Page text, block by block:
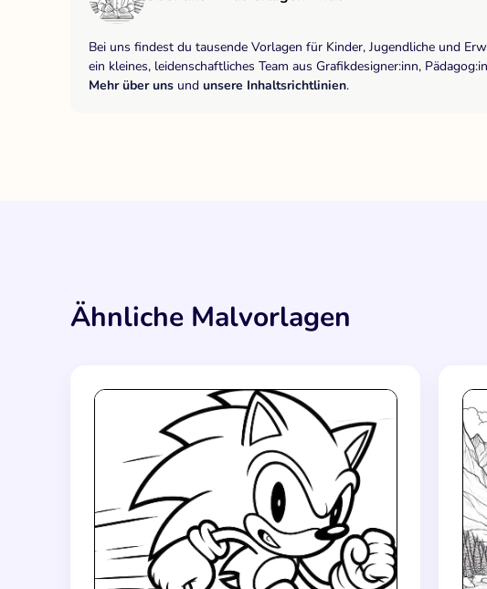
Bei uns findest du tausende Vorlagen für Kinder, Jugendliche und
ein kleines, leidenschaftliches Team aus Grafikdesigner:inn,
Mehr über uns und unsere Inhaltsrichtlinien.
Ähnliche Malvorlagen